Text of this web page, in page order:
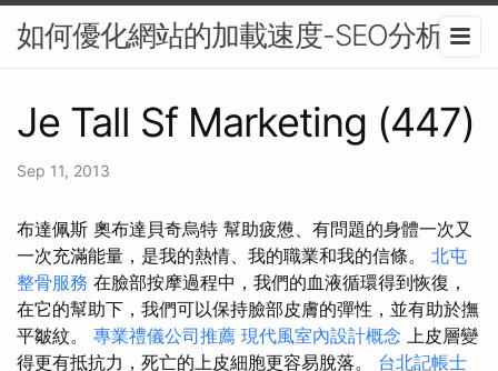
如何優化網站的加載速度-SEO分析
Je Tall Sf Marketing (447)
Sep 11, 2013
布達佩斯 奧布達貝奇烏特 幫助疲憊、有問題的身體一次又
一次充滿能量，是我的熱情、我的職業和我的信條。 北屯
整骨服務 在臉部按摩過程中，我們的血液循環得到恢復，
在它的幫助下，我們可以保持臉部皮膚的彈性，並有助於撫
平皺紋。 專業禮儀公司推薦 現代風室內設計概念 上皮層變
得更有抵抗力，死亡的上皮細胞更容易脫落。 台北記帳士